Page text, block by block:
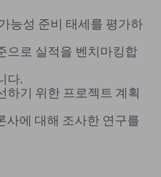
능성 준비 태세를 평가하
으로 실적을 벤치마킹합
다.
하기 위한 프로젝트 계획
사에 대해 조사한 연구를